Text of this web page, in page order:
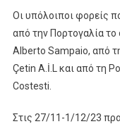
Οι υπόλοιποι φορείς
από την Πορτογαλία
Alberto Sampaio, από
Çetin A.İ.L και από τη
Costesti.
Στις 27/11-1/12/23